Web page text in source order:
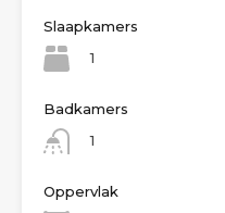
Slaapkamers
1
Badkamers
1
Oppervlak